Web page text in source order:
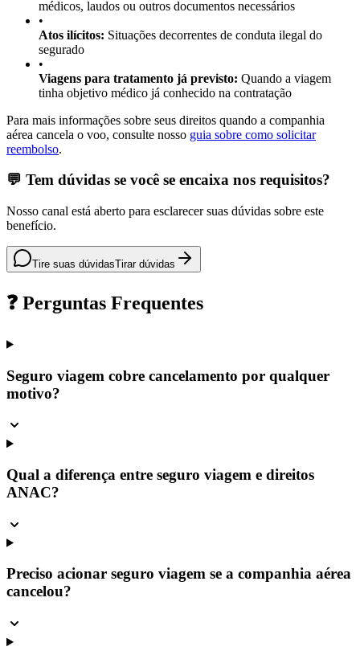
médicos, laudos ou outros documentos necessários
•
Atos ilícitos: Situações decorrentes de conduta ilegal do
segurado
•
Viagens para tratamento já previsto: Quando a viagem
tinha objetivo médico já conhecido na contratação
Para mais informações sobre seus direitos quando a companhia
aérea cancela o voo, consulte nosso guia sobre como solicitar
reembolso.
💬 Tem dúvidas se você se encaixa nos requisitos?
Nosso canal está aberto para esclarecer suas dúvidas sobre este
benefício.
Tire suas dúvidasTirar dúvidas
❓ Perguntas Frequentes
Seguro viagem cobre cancelamento por qualquer
motivo?
Qual a diferença entre seguro viagem e direitos
ANAC?
Preciso acionar seguro viagem se a companhia aérea
cancelou?